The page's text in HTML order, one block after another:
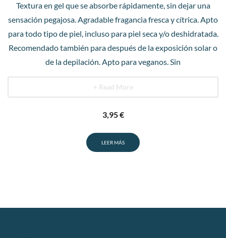
Textura en gel que se absorbe rápidamente, sin dejar una
sensación pegajosa. Agradable fragancia fresca y cítrica. Apto
para todo tipo de piel, incluso para piel seca y/o deshidratada.
Recomendado también para después de la exposición solar o
de la depilación. Apto para veganos. Sin
+ Read More
3,95€
LEER MÁS